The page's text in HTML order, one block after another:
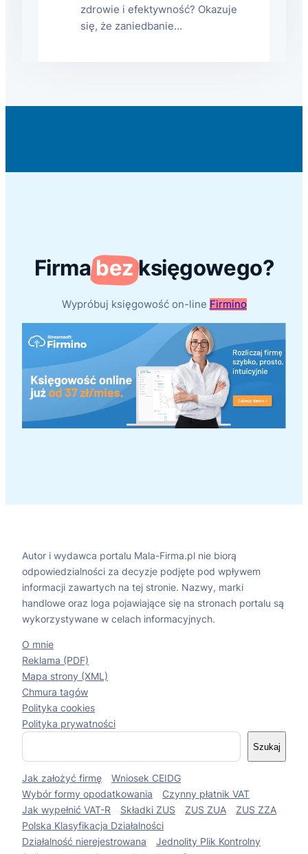
zdrowie i efektywność? Okazuje
się, że zaniedbanie…
Firmabezksięgowego?
Wypróbuj księgowość on-line Firmino
Autor i wydawca portalu Mala-Firma.pl nie biorą
odpowiedzialności za decyzje podjęte pod wpływem
informacji zawartych na tej stronie. Nazwy, marki
handlowe oraz loga pojawiające się na stronach portalu są
wykorzystywane w celach informacyjnych.
O mnie
Reklama (PDF)
Mapa strony (XML)
Chmura tagów
Polityka cookies
Polityka prywatności
S
k
a
Szukaj
Jak założyć firmę
Wniosek CEIDG
Wybór formy opodatkowania
Czynny płatnik VAT
Jak wypełnić VAT-R
Składki ZUS ZUS ZUA
ZUS ZZA
Polska Klasyfikacja Działalności
Działalność nierejestrowana
Jednolity Plik Kontrolny